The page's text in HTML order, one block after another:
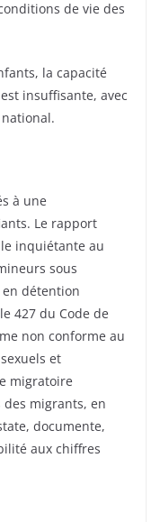
de vie des
la capacité
insuffisante, avec
à une
Le rapport
inquiétante au
sous
détention
427 du Code de
non conforme au
et
migratoire
migrants, en
documente,
aux chiffres